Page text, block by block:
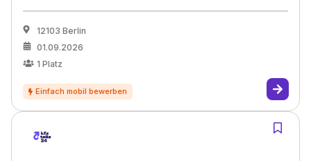
12103 Berlin
01.09.2026
1 Platz